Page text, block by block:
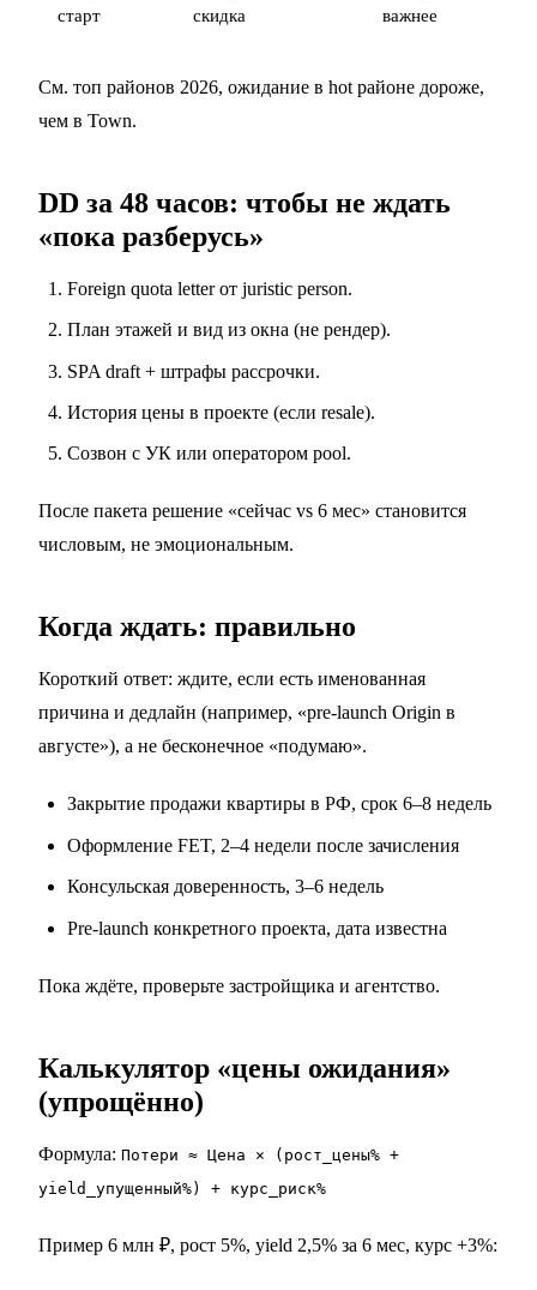
старт
скидка
важнее
См. топ районов 2026, ожидание в hot районе дороже,
чем в Town.
DD за 48 часов: чтобы не ждать
«пока разберусь»
Foreign quota letter от juristic person.
План этажей и вид из окна (не рендер).
SPA draft + штрафы рассрочки.
История цены в проекте (если resale).
Созвон с УК или оператором pool.
После пакета решение «сейчас vs 6 мес» становится
числовым, не эмоциональным.
Когда ждать: правильно
Короткий ответ: ждите, если есть именованная
причина и дедлайн (например, «pre-launch Origin в
августе»), а не бесконечное «подумаю».
Закрытие продажи квартиры в РФ, срок 6–8 недель
Оформление FET, 2–4 недели после зачисления
Консульская доверенность, 3–6 недель
Pre-launch конкретного проекта, дата известна
Пока ждёте, проверьте застройщика и агентство.
Калькулятор «цены ожидания»
(упрощённо)
Формула: Потери ≈ Цена × (рост_цены% +
yield_упущенный%) + курс_риск%
Пример 6 млн ₽, рост 5%, yield 2,5% за 6 мес, курс +3%: